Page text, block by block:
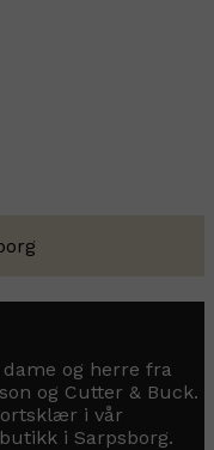
og herre fra
og Cutter & Buck.
i vår
i Sarpsborg.